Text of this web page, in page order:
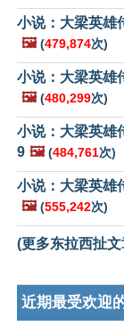
小说：大梁英雄
🖼️ (479,874次)
小说：大梁英雄
🖼️ (480,299次)
小说：大梁英雄
9 🖼️ (484,761次)
小说：大梁英雄
🖼️ (555,242次)
(更多东拉西扯文
近期最受欢迎